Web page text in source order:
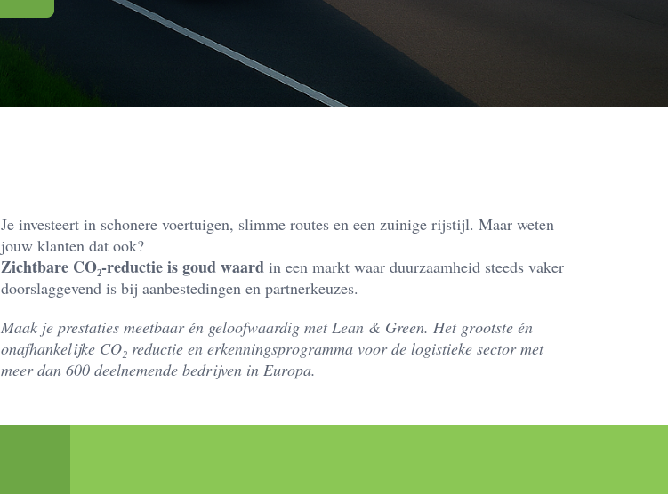
Je investeert in schonere voertuigen, slimme routes en een zuinige rijstijl. Maar weten
jouw klanten dat ook?
Zichtbare CO₂-reductie is goud waardin een markt waar duurzaamheid steeds vaker
doorslaggevend is bij aanbestedingen en partnerkeuzes.
Maak je prestaties meetbaar én geloofwaardig met Lean & Green. Het grootste én
onafhankelijke CO₂ reductie en erkenningsprogramma voor de logistieke sector met
meer dan 600 deelnemende bedrijven in Europa.